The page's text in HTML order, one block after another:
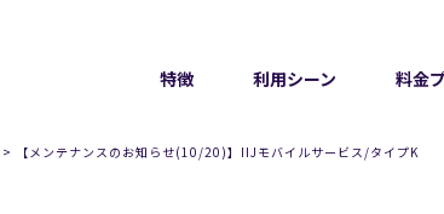
特徴 利用シーン 料金
> 【メンテナンスのお知らせ(10/20)】IIJモバイルサービス/タイプK